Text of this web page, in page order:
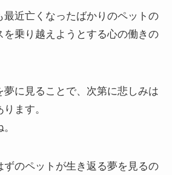
最近亡くなったばかりのペットの
を乗り越えようとする心の働きの
夢に見ることで、次第に悲しみは
ます。
ずのペットが生き返る夢を見るの